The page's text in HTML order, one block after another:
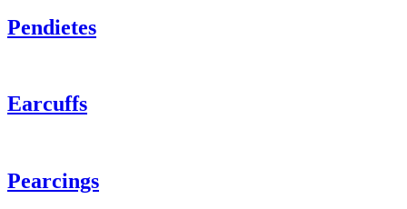
Pendietes
Earcuffs
Pearcings